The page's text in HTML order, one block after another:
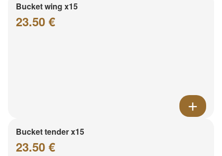
Bucket wing x15
23.50 €
Bucket tender x15
23.50 €